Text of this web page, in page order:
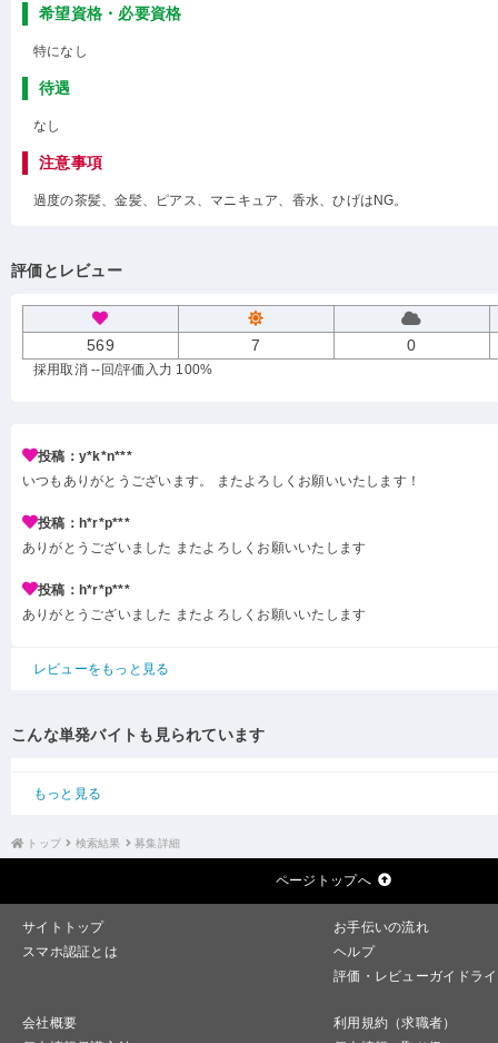
希望資格・必要資格
特になし
待遇
なし
注意事項
過度の茶髪、金髪、ピアス、マニキュア、香水、ひげはNG。
評価とレビュー
569 7 0
採用取消 --回/評価入力 100%
投稿：y*k*n***
いつもありがとうございます。 またよろしくお願いいたします！
投稿：h*r*p***
ありがとうございました またよろしくお願いいたします
投稿：h*r*p***
ありがとうございました またよろしくお願いいたします
レビューをもっと見る
こんな単発バイトも見られています
もっと見る
トップ 検索結果 募集詳細
ページトップへ
サイトトップ
お手伝いの流れ
スマホ認証とは
ヘルプ
評価・レビューガイドラ
会社概要
利用規約（求職者）